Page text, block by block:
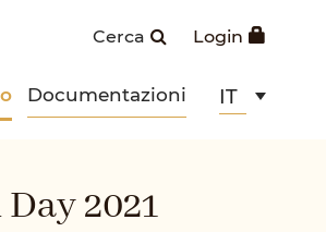
Login
Cerca
Documentazioni IT
2021